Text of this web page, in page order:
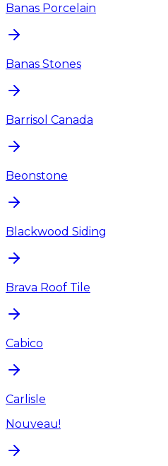
Banas Porcelain
Banas Stones
Barrisol Canada
Beonstone
Blackwood Siding
Brava Roof Tile
Cabico
Carlisle
Nouveau!